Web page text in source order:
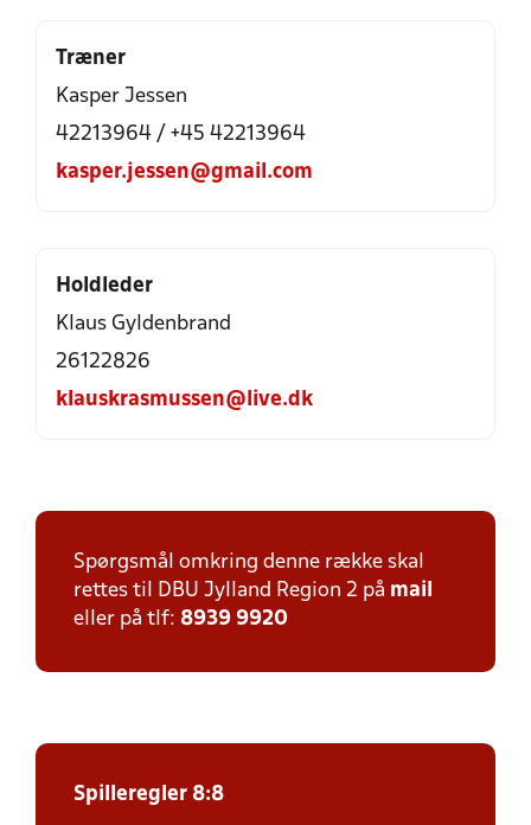
Træner
Kasper Jessen
42213964 / +45 42213964
kasper.jessen@gmail.com
Holdleder
Klaus Gyldenbrand
26122826
klauskrasmussen@live.dk
Spørgsmål omkring denne række skal
rettes til DBU Jylland Region 2 på mail
eller på tlf: 8939 9920
Spilleregler 8:8